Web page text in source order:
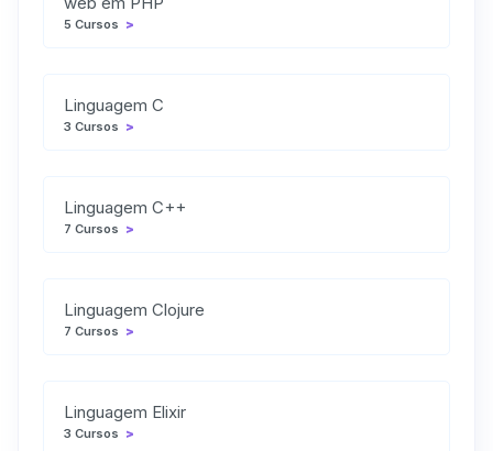
5 Cursos >
Linguagem C
3 Cursos >
Linguagem C++
7 Cursos >
Linguagem Clojure
7 Cursos >
Linguagem Elixir
3 Cursos >